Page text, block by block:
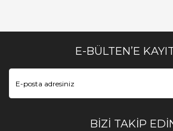
E-BÜLTEN’E
BİZİ TAKİP